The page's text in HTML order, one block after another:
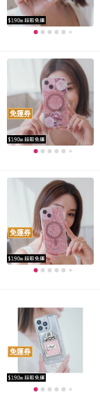
免運券
免運券
免運券